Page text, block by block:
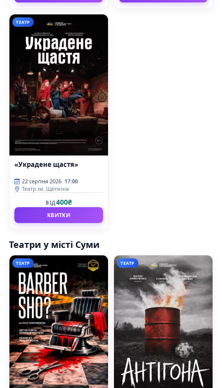
ТЕАТР
«Украдене щастя»
22 серпня 2026 17:00
Театр ім. Щепкіна
ВІД400₴
КВИТКИ
Театри у місті Суми
ТЕАТР ТЕАТР